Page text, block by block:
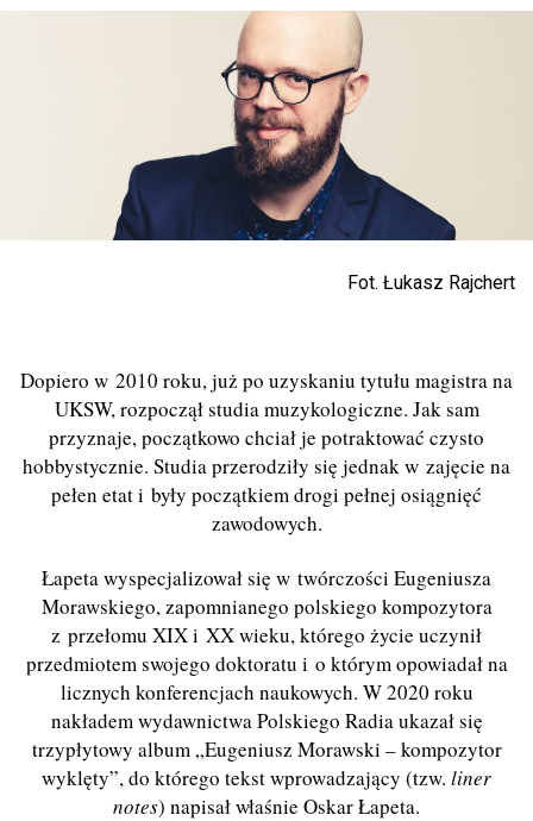
Fot. Łukasz Rajchert
Dopiero w 2010 roku, już po uzyskaniu tytułu magistra na
UKSW, rozpoczął studia muzykologiczne. Jak sam
przyznaje, początkowo chciał je potraktować czysto
hobbystycznie. Studia przerodziły się jednak w zajęcie na
pełen etat i były początkiem drogi pełnej osiągnięć
zawodowych.
Łapeta wyspecjalizował się w twórczości Eugeniusza
Morawskiego, zapomnianego polskiego kompozytora
z przełomu XIX i XX wieku, którego życie uczynił
przedmiotem swojego doktoratu i o którym opowiadał na
licznych konferencjach naukowych. W 2020 roku
nakładem wydawnictwa Polskiego Radia ukazał się
trzypłytowy album „Eugeniusz Morawski – kompozytor
wyklęty”, do którego tekst wprowadzający (tzw. liner
notes) napisał właśnie Oskar Łapeta.